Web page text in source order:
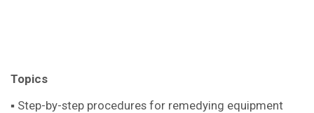
Topics
▪ Step-by-step procedures for remedying equipment